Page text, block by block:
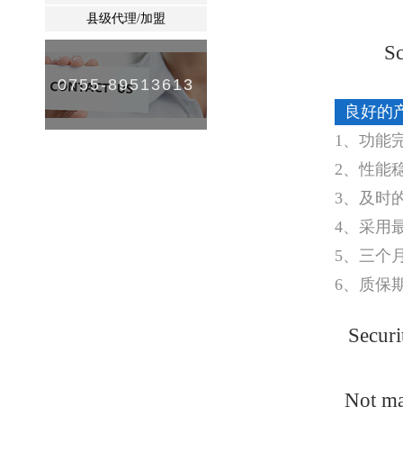
良好的
1、功能
2、性能
3、及时
4、采用
5、三个
6、质保
Not
县级代理/加盟
0755-89513613